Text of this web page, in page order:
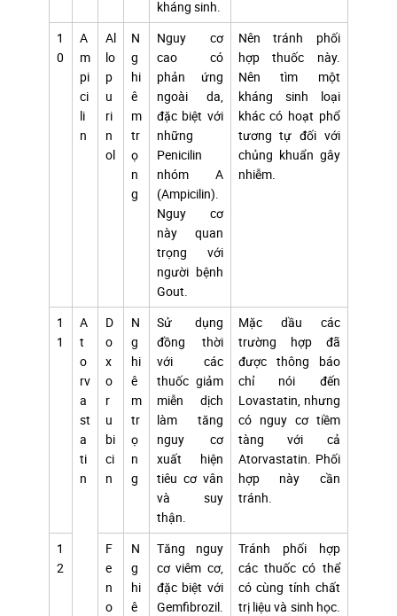
kháng sinh.
1
0
A
m
pi
ci
li
n
Al
lo
p
u
ri
n
ol
N
g
hi
ê
m
tr
ọ
n
g
Nguy cơ
cao có
phản ứng
ngoài da,
đặc biệt với
những
Penicilin
nhóm A
(Ampicilin).
Nguy cơ
này quan
trọng với
người bệnh
Gout.
Nên tránh phối
hợp thuốc này.
Nên tìm một
kháng sinh loại
khác có hoạt phổ
tương tự đối với
chủng khuẩn gây
nhiễm.
1
1
A
t
o
rv
a
st
a
ti
n
D
o
x
o
r
u
bi
ci
n
N
g
hi
ê
m
tr
ọ
n
g
Sử dụng
đồng thời
với các
thuốc giảm
miễn dịch
làm tăng
nguy cơ
xuất hiện
tiêu cơ vân
và suy
thận.
Mặc dầu các
trường hợp đã
được thông báo
chỉ nói đến
Lovastatin, nhưng
có nguy cơ tiềm
tàng với cả
Atorvastatin. Phối
hợp này cần
tránh.
1
2
F
e
n
o
N
g
hi
ê
Tăng nguy
cơ viêm cơ,
đặc biệt với
Gemfibrozil.
Tránh phối hợp
các thuốc có thể
có cùng tính chất
trị liệu và sinh học.